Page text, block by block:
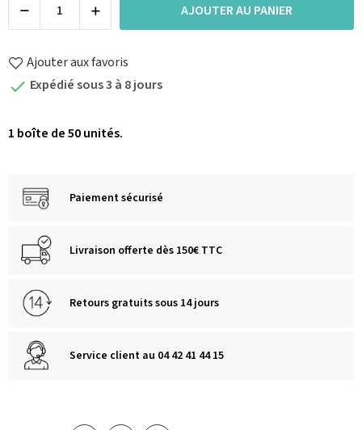
AJOUTER AU PANIER
Ajouter aux favoris
 Expédié sous 3 à 8 jours
1 boîte de 50 unités.
Paiement sécurisé
Livraison offerte dès 150€ TTC
Retours gratuits sous 14 jours
Service client au 04 42 41 44 15